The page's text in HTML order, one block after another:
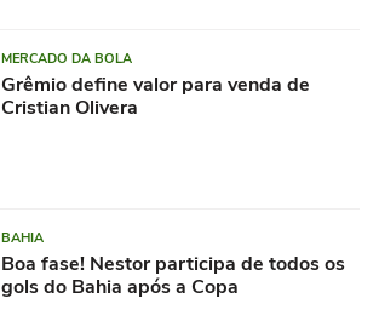
MERCADO DA BOLA
Grêmio define valor para venda de
Cristian Olivera
BAHIA
Boa fase! Nestor participa de todos os
gols do Bahia após a Copa